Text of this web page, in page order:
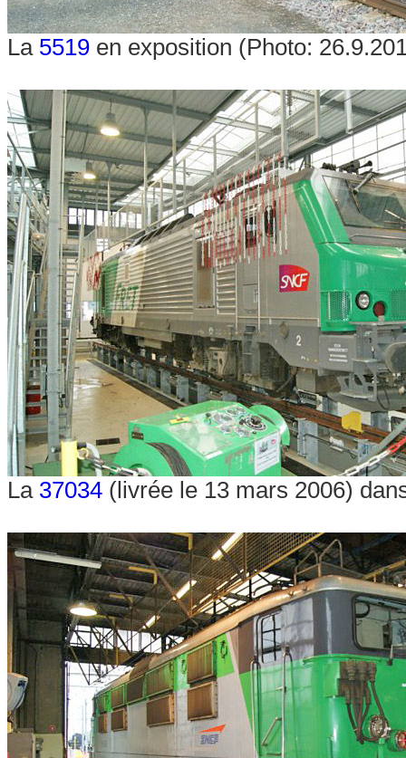
La 5519 en exposition (Photo:
La 37034 (livrée le 13 mars 2006)